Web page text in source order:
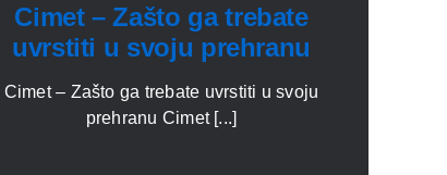
Cimet – Zašto ga trebate
uvrstiti u svoju prehranu
Cimet – Zašto ga trebate uvrstiti u svoju
prehranu Cimet [...]